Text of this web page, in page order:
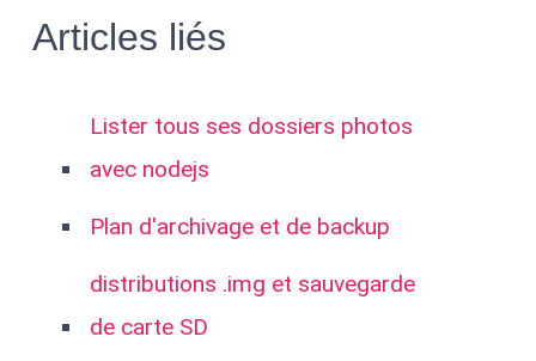
Articles liés
Lister tous ses dossiers photos
avec nodejs
Plan d'archivage et de backup
distributions .img et sauvegarde
de carte SD